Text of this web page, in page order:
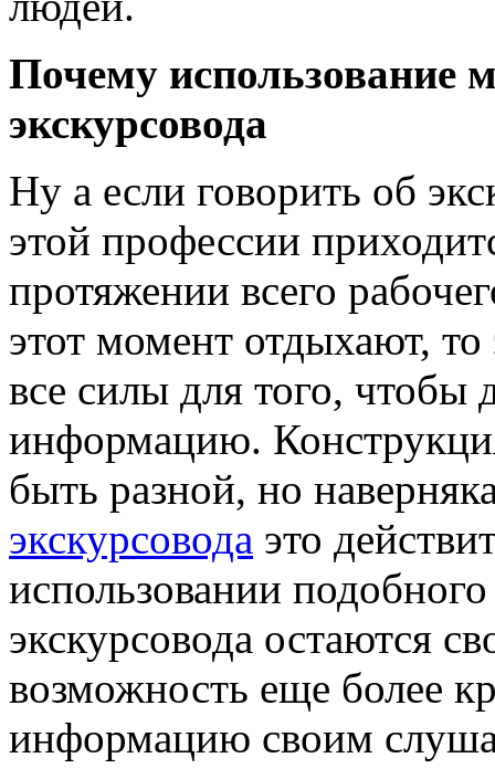
Почему использование
экскурсовода
Ну а если говорить об
этой профессии
протяжении всего
этот момент отдыхают, то
все силы для того,
информацию.
быть разной, но
экскурсовода это
использовании
экскурсовода остаются
возможность еще более
информацию своим